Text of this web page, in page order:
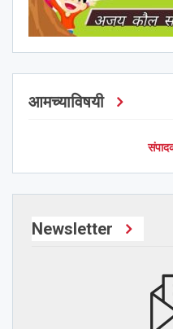
आमच्याविषयी
Newsletter